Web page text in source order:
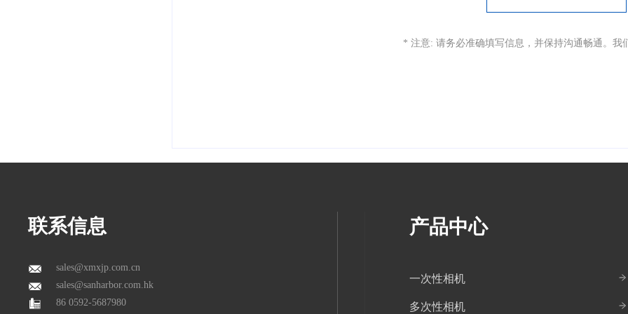
* 注意: 请务必准确填写信息，并保持沟通畅通。我
联系信息
sales@xmxjp.com.cn
sales@sanharbor.com.hk
86 0592-5687980
产品中心
一次性相机
多次性相机